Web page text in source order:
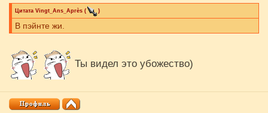
Цитата Vingt_Ans_Après ( )
В пэйнте жи.
Ты видел это убожество)